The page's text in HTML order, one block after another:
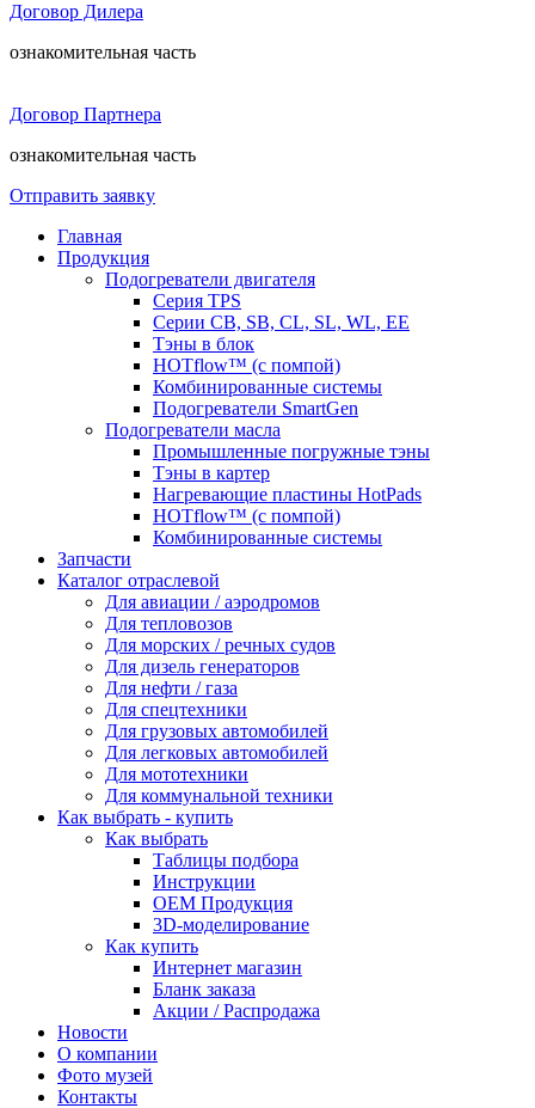
Договор Дилера
ознакомительная часть
Договор Партнера
ознакомительная часть
Отправить заявку
Главная
Продукция
Подогреватели двигателя
Серия TPS
Cерии CB, SB, CL, SL, WL, EE
Тэны в блок
HOTflow™ (c помпой)
Комбинированные системы
Подогреватели SmartGen
Подогреватели масла
Промышленные погружные тэны
Тэны в картер
Нагревающие пластины HotPads
HOTflow™ (c помпой)
Комбинированные системы
Запчасти
Каталог отраслевой
Для авиации / аэродромов
Для тепловозов
Для морских / речных судов
Для дизель генераторов
Для нефти / газа
Для спецтехники
Для грузовых автомобилей
Для легковых автомобилей
Для мототехники
Для коммунальной техники
Как выбрать - купить
Как выбрать
Таблицы подбора
Инструкции
ОЕМ Продукция
3D-моделирование
Как купить
Интернет магазин
Бланк заказа
Акции / Распродажа
Новости
О компании
Фото музей
Контакты